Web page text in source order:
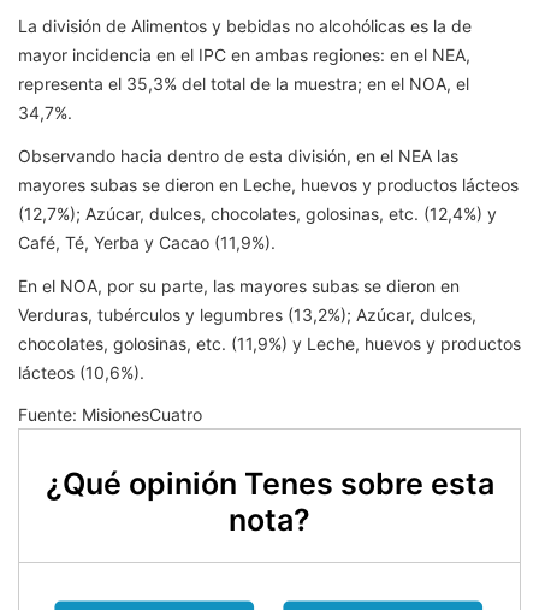
La división de Alimentos y bebidas no alcohólicas es la de
mayor incidencia en el IPC en ambas regiones: en el NEA,
representa el 35,3% del total de la muestra; en el NOA, el
34,7%.
Observando hacia dentro de esta división, en el NEA las
mayores subas se dieron en Leche, huevos y productos lácteos
(12,7%); Azúcar, dulces, chocolates, golosinas, etc. (12,4%) y
Café, Té, Yerba y Cacao (11,9%).
En el NOA, por su parte, las mayores subas se dieron en
Verduras, tubérculos y legumbres (13,2%); Azúcar, dulces,
chocolates, golosinas, etc. (11,9%) y Leche, huevos y productos
lácteos (10,6%).
Fuente: MisionesCuatro
¿Qué opinión Tenes sobre esta
nota?